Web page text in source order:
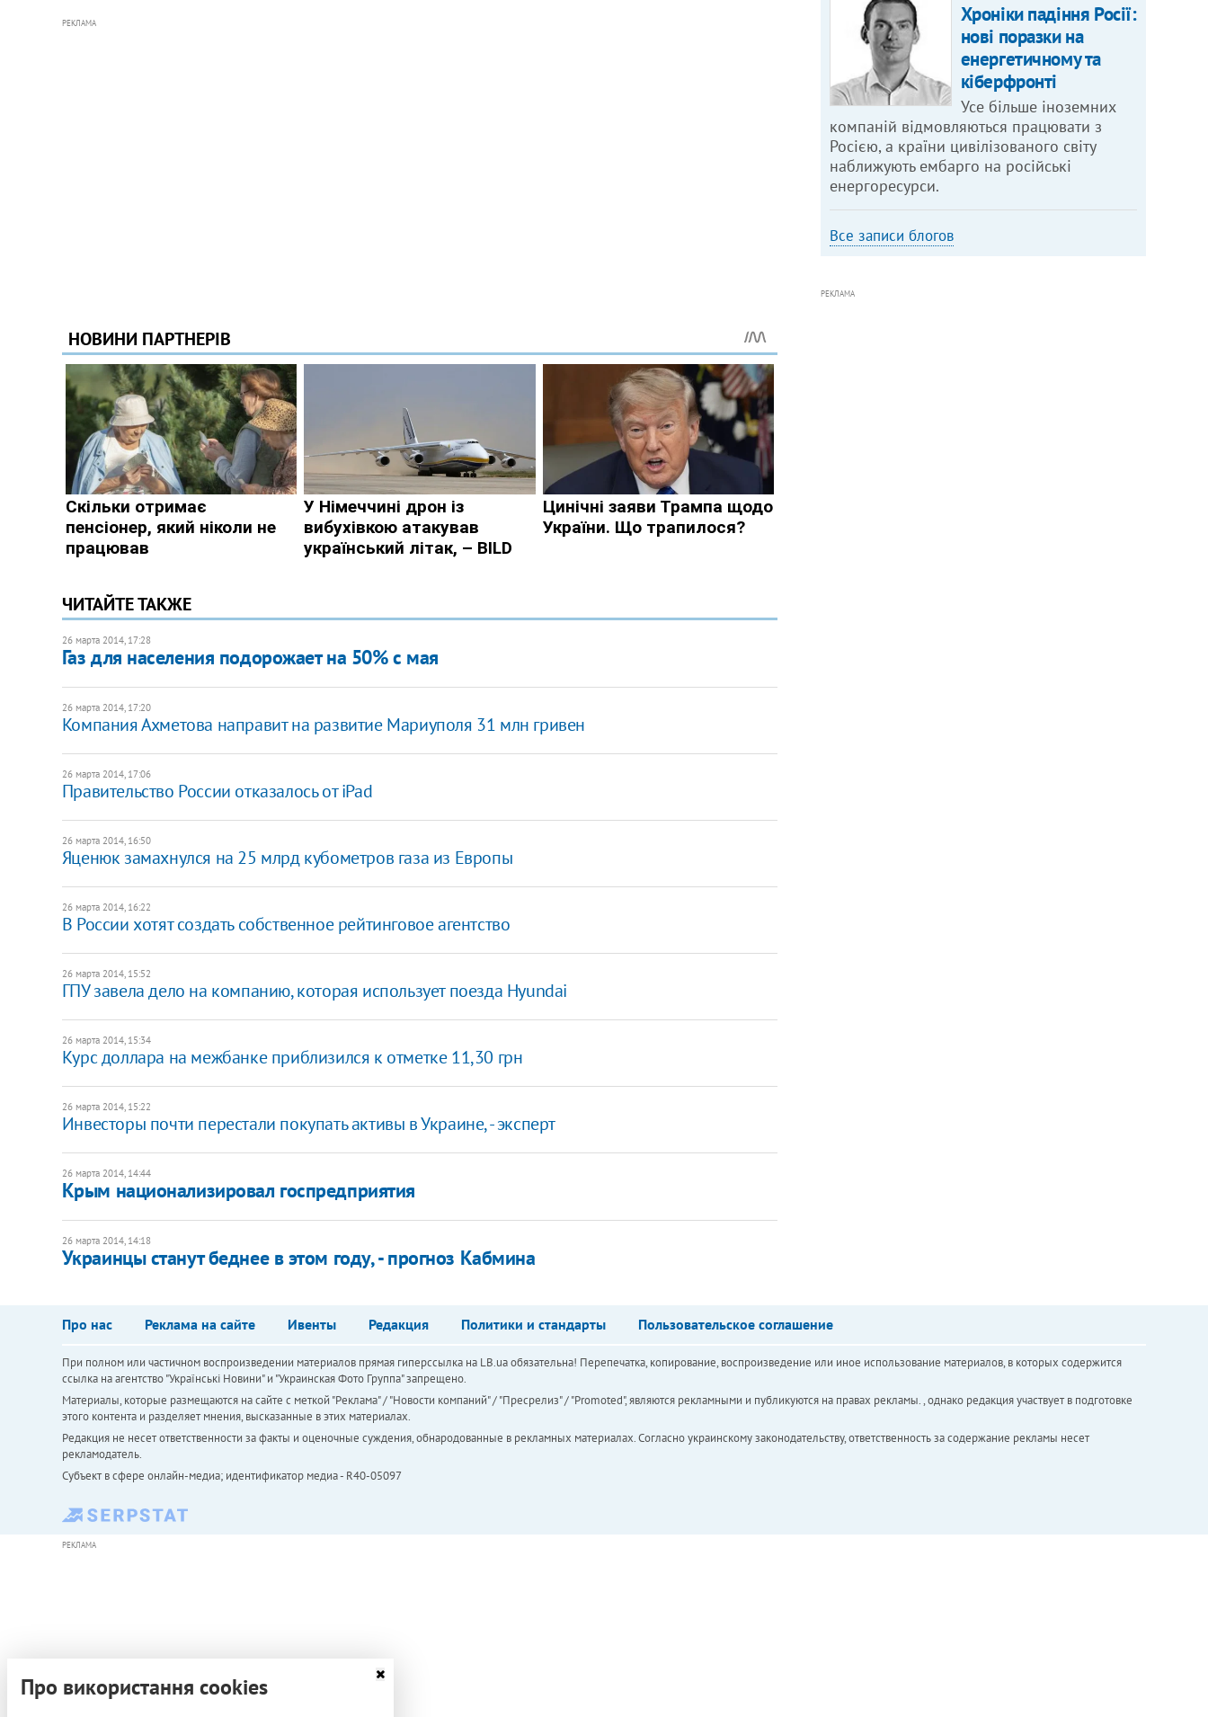
РЕКЛАМА
ЧИТАЙТЕ ТАКЖЕ
26 марта 2014, 17:28
Газ для населения подорожает на 50% с мая
26 марта 2014, 17:20
Компания Ахметова направит на развитие Мариуполя 31 млн гривен
26 марта 2014, 17:06
Правительство России отказалось от iPad
26 марта 2014, 16:50
Яценюк замахнулся на 25 млрд кубометров газа из Европы
26 марта 2014, 16:22
В России хотят создать собственное рейтинговое агентство
26 марта 2014, 15:52
ГПУ завела дело на компанию, которая использует поезда Hyundai
26 марта 2014, 15:34
Курс доллара на межбанке приблизился к отметке 11,30 грн
26 марта 2014, 15:22
Инвесторы почти перестали покупать активы в Украине, - эксперт
26 марта 2014, 14:44
Крым национализировал госпредприятия
26 марта 2014, 14:18
Украинцы станут беднее в этом году, - прогноз Кабмина
Хроніки падіння Росії:
нові поразки на
енергетичному та
кіберфронті
Усе більше іноземних
компаній відмовляються працювати з
Росією, а країни цивілізованого світу
наближують ембарго на російські
енергоресурси.
Все записи блогов
РЕКЛАМА
Про нас Реклама на сайте Ивенты Редакция Политики и стандарты Пользовательское соглашение
При полном или частичном воспроизведении материалов прямая гиперссылка на LB.ua обязательна! Перепечатка, копирование, воспроизведение или иное использование материалов, в которых содержится
ссылка на агентство "Українськi Новини" и "Украинская Фото Группа" запрещено.
Материалы, которые размещаются на сайте с меткой "Реклама" / "Новости компаний" / "Пресрелиз" / "Promoted", являются рекламными и публикуются на правах рекламы. , однако редакция участвует в подготовке
этого контента и разделяет мнения, высказанные в этих материалах.
Редакция не несет ответственности за факты и оценочные суждения, обнародованные в рекламных материалах. Согласно украинскому законодательству, ответственность за содержание рекламы несет
рекламодатель.
Субъект в сфере онлайн-медиа; идентификатор медиа - R40-05097
РЕКЛАМА
Про використання cookies